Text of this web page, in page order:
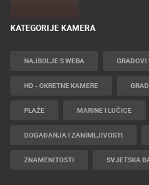
KATEGORIJE KAMERA
NAJBOLJE S WEBA GRADOVI
HD - OKRETNE KAMERE
PLAŽE MARINE I LUČICE
DOGAĐANJA I ZANIMLJIVOSTI
ZNAMENITOSTI SVJETSKA